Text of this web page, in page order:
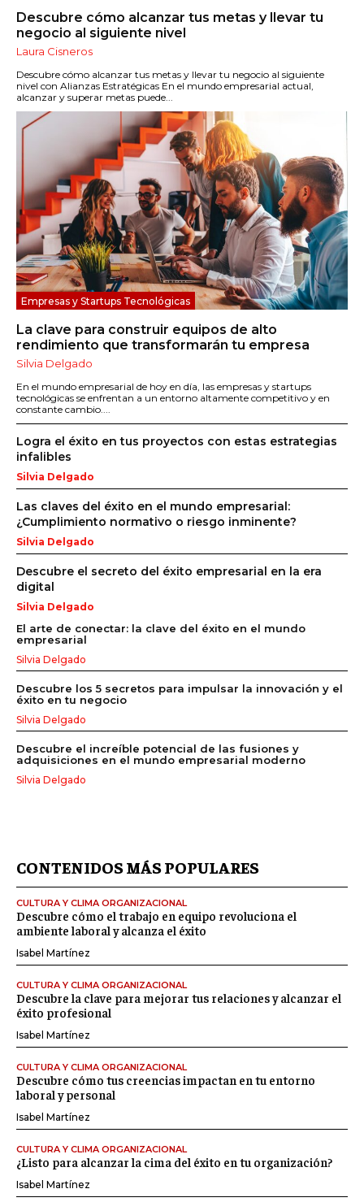
Descubre cómo alcanzar tus metas y llevar tu
negocio al siguiente nivel
Laura Cisneros
Descubre cómo alcanzar tus metas y llevar tu negocio al siguiente
nivel con Alianzas Estratégicas En el mundo empresarial actual,
alcanzar y superar metas puede...
Empresas y Startups Tecnológicas
La clave para construir equipos de alto
rendimiento que transformarán tu empresa
Silvia Delgado
En el mundo empresarial de hoy en día, las empresas y startups
tecnológicas se enfrentan a un entorno altamente competitivo y en
constante cambio....
Logra el éxito en tus proyectos con estas estrategias
infalibles
Silvia Delgado
Las claves del éxito en el mundo empresarial:
¿Cumplimiento normativo o riesgo inminente?
Silvia Delgado
Descubre el secreto del éxito empresarial en la era
digital
Silvia Delgado
El arte de conectar: la clave del éxito en el mundo
empresarial
Silvia Delgado
Descubre los 5 secretos para impulsar la innovación y el
éxito en tu negocio
Silvia Delgado
Descubre el increíble potencial de las fusiones y
adquisiciones en el mundo empresarial moderno
Silvia Delgado
CONTENIDOS MÁS POPULARES
CULTURA Y CLIMA ORGANIZACIONAL
Descubre cómo el trabajo en equipo revoluciona el
ambiente laboral y alcanza el éxito
Isabel Martínez
CULTURA Y CLIMA ORGANIZACIONAL
Descubre la clave para mejorar tus relaciones y alcanzar el
éxito profesional
Isabel Martínez
CULTURA Y CLIMA ORGANIZACIONAL
Descubre cómo tus creencias impactan en tu entorno
laboral y personal
Isabel Martínez
CULTURA Y CLIMA ORGANIZACIONAL
¿Listo para alcanzar la cima del éxito en tu organización?
Isabel Martínez